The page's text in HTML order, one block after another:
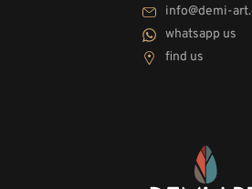
info@demi-
whatsapp us
find us